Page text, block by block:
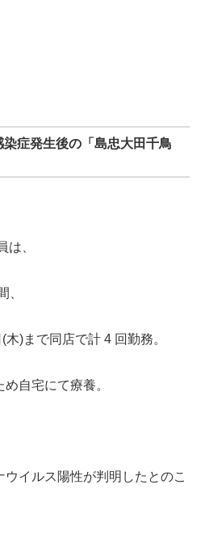
症発生後の「島忠大田千鳥
は、
、
)まで同店で計 4 回勤務。
自宅にて療養。
イルス陽性が判明したとのこ